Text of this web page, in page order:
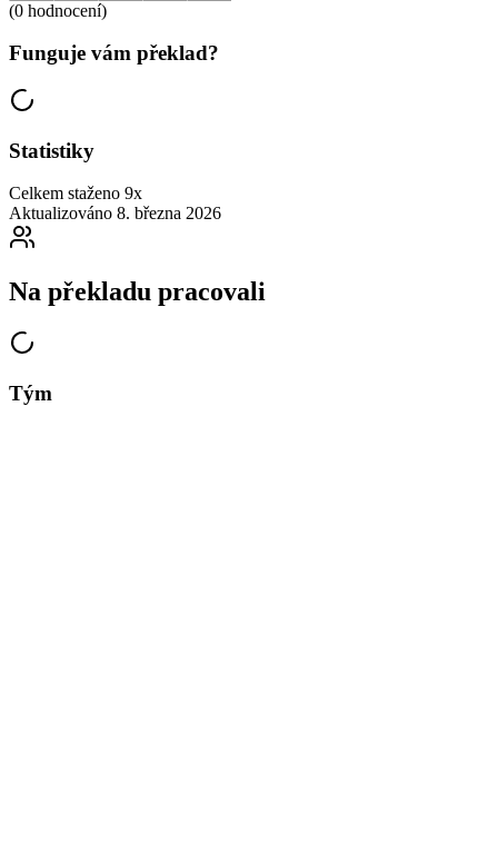
(0 hodnocení)
Funguje vám překlad?
Statistiky
Celkem staženo 9x
Aktualizováno 8. března 2026
Na překladu pracovali
Tým